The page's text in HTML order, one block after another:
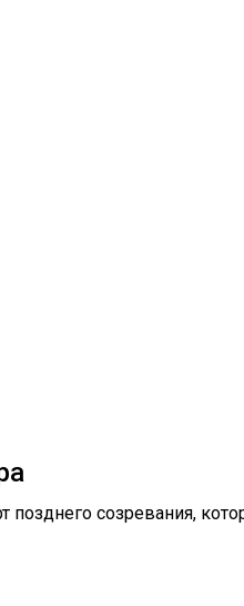
позднего созревания,